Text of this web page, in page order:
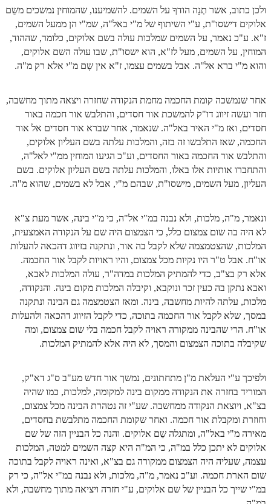
הזוהר הקדוש – קדושים למתקדמים
ספר הזוהר אמור השקפה
ספר הזוהר אמור מתקדמים
הזוהר הקדוש פרשת בהר – מתקדמים
זוהר בחוקותי למתחילים
זוהר הקדוש בחוקותי למתקדמים
ספר הזוהר – במדבר
זוהר במדבר מתקדמים
זוהר נשא למתחילים
זוהר נשא למתקדמים
זוהר בהעלותך למתחילים
זוהר בהעלותך למתקדמים
זוהר שלח לך למתחילים
זוהר קורח למתחילים
זוהר קורח למתקדמים
חוקת למתחילים
חוקת מתקדמים
זוהר בלק למתקדמים
ולכן כתוב, אשר תְנָה הודךָ על השמים. להשמיענו, שהמוחין נמשכים משֵם
אלוקים דישסו"ת, ע"י השיתוף של מ"י באל"ה, שמ"י הן ממעל השמים,
ז"א. ע"כ נאמר, על השמים שמלכות עולה בשם אלוקים, כלומר, שההוד,
המוחין, על השמים, מעל לז"א, הוא ישסו"ת, שבו עולה השם אלוקים,
והוא מ"י ברא אל"ה. אבל בשמים עצמו, ז"א אין שָם מ"י אלא רק מ"ה.
אחר שנמשכה קומת החכמה מחמת הנקודה שחזרה ויצאה מתוך מחשבה,
חזר ועשה זיווג דו"ק להמשכת אור חסדים, והתלבש אור חכמה באור
חסדים, ואז מ"י האיר באל"ה. שנאמר, אחר שברא אור חסדים אל אור
החכמה, שאז התלבשו זה בזה, והמלכות עלתה בשם העליון אלוקים,
והתלבש אור החכמה באור החסדים, וע"כ הגיעו המוחין ממ"י לאל"ה,
והתחברו אותיות אלו באלו, והמלכות עלתה בשם העליון אלוקים. בשם
העליון, מעל השמים, מישסו"ת, שבהם מ"י, אבל לא בשמים, שהוא מ"ה.
ונאמר, מ"ה, מלכות, ולא נבנה במ"י אל"ה, כי מ"י בינה, אשר מעת צ"א
לא היה בה שום צמצום כלל, כי הצמצום היה שם על הנקודה האמצעית,
המלכות, שהצטמצמה שלא לקבל בה אור, ונתקנה בזיווג דהכאה להעלות
או"ח. אבל ט"ר היו נקיות מכל צמצום, והיו ראויות לקבל אור החכמה.
אלא רק בצ"ב, כדי להמתיק המלכות במדה"ר, עולה המלכות לאבא,
ואבא נתקן בה כעין זכר ונוקבא, וקיבלה המלכות מקום בינה. והנקודה,
מלכות, עלתה להיות מחשבה, בינה. ומאז הצטמצמה גם הבינה ונתקנה
במסך, שלא לקבל אור החכמה בתוכה, כדי לקבל הזיווג דהכאה ולהעלות
או"ח. הרי שהבינה ממקורה ראויה לקבל חכמה בלי שום צמצום, ומה
שקיבלה בתוכה הצמצום והמסך, לא היה אלא להמתיק המלכות.
ולפיכך ע"י העלאת מ"ן מתחתונים, נמשך אור חדש מע"ב ס"ג דא"ק,
המוריד בחזרה את הנקודה ממקום בינה למקומה, למלכות, כמו שהיה
בצ"א, ויוצאת הנקודה ממחשבה. שע"י זה נטהרת הבינה מכל צמצום,
וחוזרת ומקבלת אור חכמה. ואחר שקומת החכמה מתלבשת בחסדים,
מאירה מ"י באל"ה, ומתגלה שֵם אלוקים. והנה כל הבניין הזה של שם
אלוקים לא יתכן כלל במ"ה, כי המ"ה היא קצה השמים למטה, המלכות
עצמה, שעליה היה הצמצום ממקורה גם בצ"א, ואינה ראויה לקבל בתוכה
שום הארת חכמה. וע"כ נאמר, מ"ה, מלכות, ולא נבנה במ"י אל"ה, כי רק
במ"י שייך כל הבניין של שם אלוקים, ע"י חזרה ויציאה מתוך מחשבה, ולא